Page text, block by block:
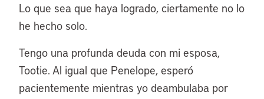
Lo que sea que haya logrado, ciertamente no lo
he hecho solo.
Tengo una profunda deuda con mi esposa,
Tootie. Al igual que Penelope, esperó
pacientemente mientras yo deambulaba por